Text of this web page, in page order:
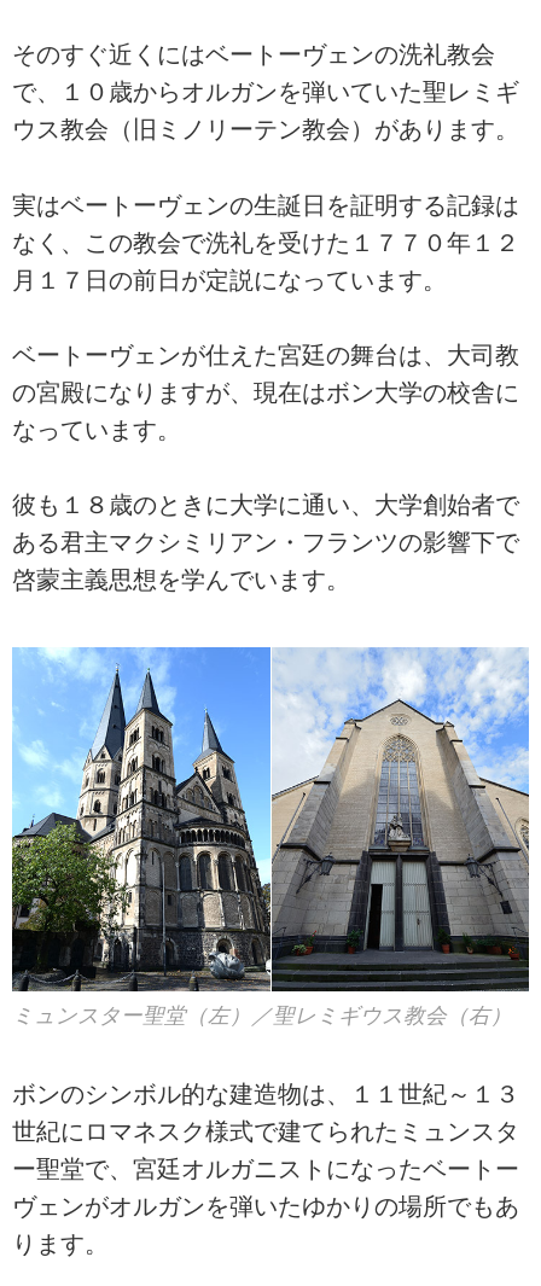
そのすぐ近くにはベートーヴェンの洗礼教会
で、１０歳からオルガンを弾いていた聖レミギ
ウス教会（旧ミノリーテン教会）があります。
実はベートーヴェンの生誕日を証明する記録は
なく、この教会で洗礼を受けた１７７０年１２
月１７日の前日が定説になっています。
ベートーヴェンが仕えた宮廷の舞台は、大司教
の宮殿になりますが、現在はボン大学の校舎に
なっています。
彼も１８歳のときに大学に通い、大学創始者で
ある君主マクシミリアン・フランツの影響下で
啓蒙主義思想を学んでいます。
ミュンスター聖堂（左）／聖レミギウス教会（右）
ボンのシンボル的な建造物は、１１世紀～１３
世紀にロマネスク様式で建てられたミュンスタ
ー聖堂で、宮廷オルガニストになったベートー
ヴェンがオルガンを弾いたゆかりの場所でもあ
ります。